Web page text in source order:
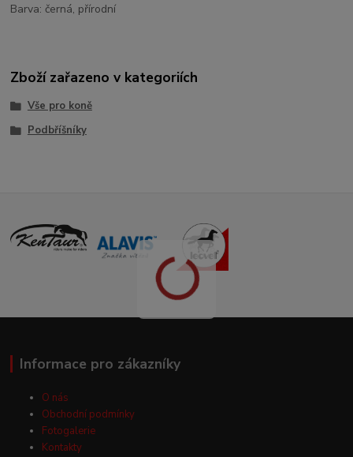
Barva: černá, přírodní
Zboží zařazeno v kategoriích
Vše pro koně
Podbříšníky
Informace pro zákazníky
O nás
Obchodní podmínky
Fotogalerie
Kontakty